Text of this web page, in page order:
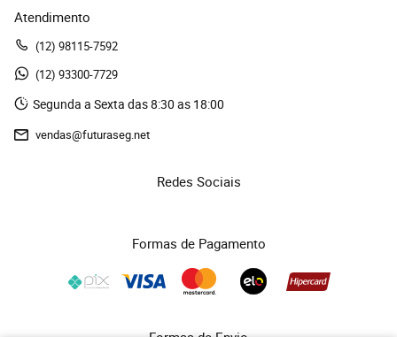
Atendimento
(12) 98115-7592
(12) 93300-7729
Segunda a Sexta das 8:30 as 18:00
vendas@futuraseg.net
Redes Sociais
Formas de Pagamento